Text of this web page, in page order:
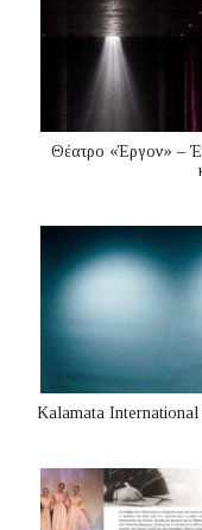
Θέατρο «Έργον» –
Kalamata International